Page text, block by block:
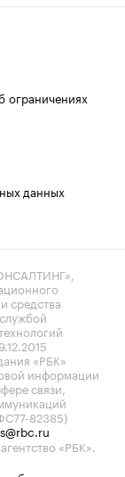
ограничениях
данных
средства
«РБК»
информации
связи,
82385)
«РБК».